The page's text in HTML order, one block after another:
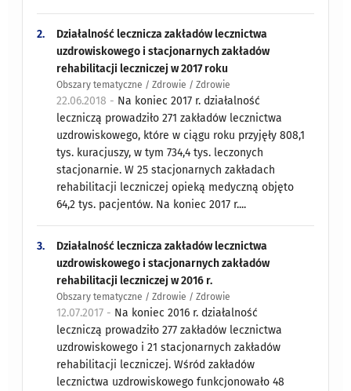
2.
Działalność lecznicza zakładów lecznictwa
uzdrowiskowego i stacjonarnych zakładów
rehabilitacji leczniczej w 2017 roku
Obszary tematyczne / Zdrowie / Zdrowie
22.06.2018 - Na koniec 2017 r. działalność
leczniczą prowadziło 271 zakładów lecznictwa
uzdrowiskowego, które w ciągu roku przyjęły 808,1
tys. kuracjuszy, w tym 734,4 tys. leczonych
stacjonarnie. W 25 stacjonarnych zakładach
rehabilitacji leczniczej opieką medyczną objęto
64,2 tys. pacjentów. Na koniec 2017 r....
3.
Działalność lecznicza zakładów lecznictwa
uzdrowiskowego i stacjonarnych zakładów
rehabilitacji leczniczej w 2016 r.
Obszary tematyczne / Zdrowie / Zdrowie
12.07.2017 - Na koniec 2016 r. działalność
leczniczą prowadziło 277 zakładów lecznictwa
uzdrowiskowego i 21 stacjonarnych zakładów
rehabilitacji leczniczej. Wśród zakładów
lecznictwa uzdrowiskowego funkcjonowało 48